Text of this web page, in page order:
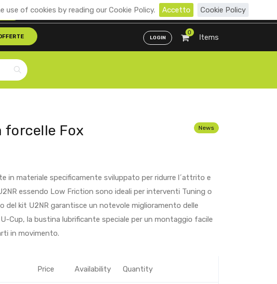
of cookies by reading our Cookie Policy. Accetto Cookie Policy
Distributori ENG ITA
LOGIN
0
Items
forcelle Fox News
in materiale specificamente sviluppato per ridurre l´attrito e
essendo Low Friction sono ideali per interventi Tuning o
del kit U2NR garantisce un notevole miglioramento delle
Cup, la bustina lubrificante speciale per un montaggio facile
in movimento.
Price Availability Quantity